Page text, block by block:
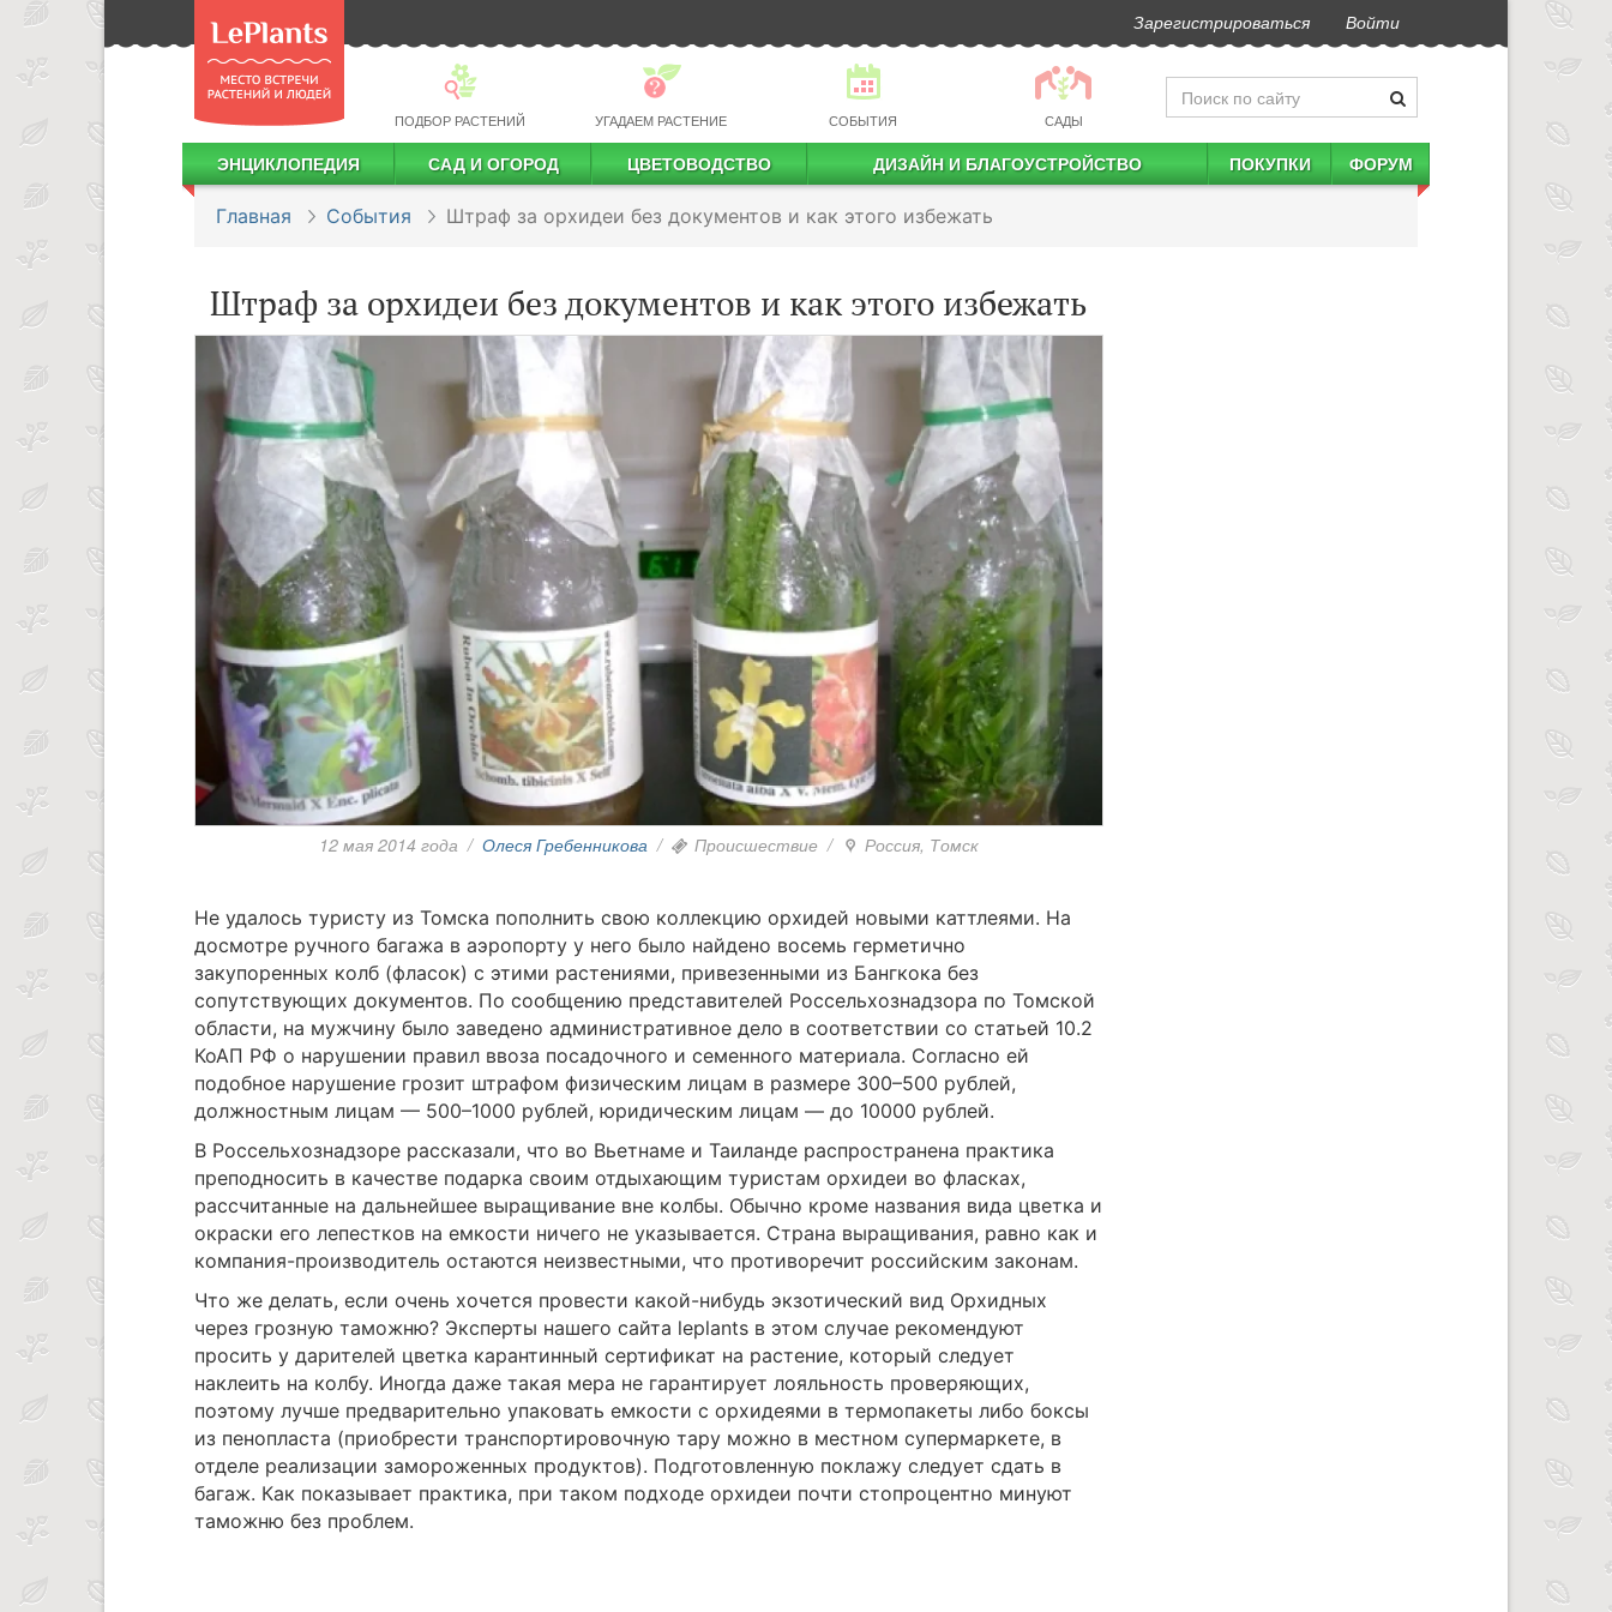
Зарегистрироваться Войти
ПОДБОР РАСТЕНИЙ УГАДАЕМ РАСТЕНИЕ СОБЫТИЯ САДЫ
ЭНЦИКЛОПЕДИЯ САД И ОГОРОД ЦВЕТОВОДСТВО ДИЗАЙН И БЛАГОУСТРОЙСТВО ПОКУПКИ ФОРУМ
Главная События Штраф за орхидеи без документов и как этого избежать
Штраф за орхидеи без документов и как этого избежать
12 мая 2014 года / Олеся Гребенникова / Происшествие / Россия, Томск
Не удалось туристу из Томска пополнить свою коллекцию орхидей новыми каттлеями. На
досмотре ручного багажа в аэропорту у него было найдено восемь герметично
закупоренных колб (фласок) с этими растениями, привезенными из Бангкока без
сопутствующих документов. По сообщению представителей Россельхознадзора по Томской
области, на мужчину было заведено административное дело в соответствии со статьей 10.2
КоАП РФ о нарушении правил ввоза посадочного и семенного материала. Согласно ей
подобное нарушение грозит штрафом физическим лицам в размере 300–500 рублей,
должностным лицам — 500–1000 рублей, юридическим лицам — до 10000 рублей.
В Россельхознадзоре рассказали, что во Вьетнаме и Таиланде распространена практика
преподносить в качестве подарка своим отдыхающим туристам орхидеи во фласках,
рассчитанные на дальнейшее выращивание вне колбы. Обычно кроме названия вида цветка и
окраски его лепестков на емкости ничего не указывается. Страна выращивания, равно как и
компания-производитель остаются неизвестными, что противоречит российским законам.
Что же делать, если очень хочется провести какой-нибудь экзотический вид Орхидных
через грозную таможню? Эксперты нашего сайта leplants в этом случае рекомендуют
просить у дарителей цветка карантинный сертификат на растение, который следует
наклеить на колбу. Иногда даже такая мера не гарантирует лояльность проверяющих,
поэтому лучше предварительно упаковать емкости с орхидеями в термопакеты либо боксы
из пенопласта (приобрести транспортировочную тару можно в местном супермаркете, в
отделе реализации замороженных продуктов). Подготовленную поклажу следует сдать в
багаж. Как показывает практика, при таком подходе орхидеи почти стопроцентно минуют
таможню без проблем.